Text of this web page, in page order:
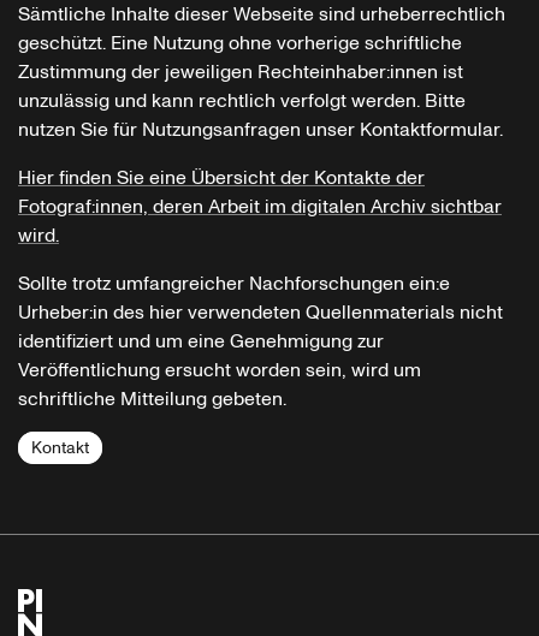
Sämtliche Inhalte dieser Webseite sind urheberrechtlich
geschützt. Eine Nutzung ohne vorherige schriftliche
Zustimmung der jeweiligen Rechteinhaber:innen ist
unzulässig und kann rechtlich verfolgt werden. Bitte
nutzen Sie für Nutzungsanfragen unser Kontaktformular.
Hier finden Sie eine Übersicht der Kontakte der
Fotograf:innen, deren Arbeit im digitalen Archiv sichtbar
wird.
Sollte trotz umfangreicher Nachforschungen ein:e
Urheber:in des hier verwendeten Quellenmaterials nicht
identifiziert und um eine Genehmigung zur
Veröffentlichung ersucht worden sein, wird um
schriftliche Mitteilung gebeten.
Kontakt